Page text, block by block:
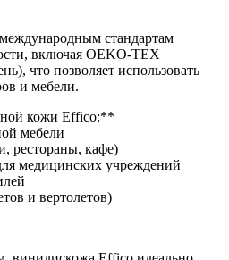
стандартам
включая OEKO-TEX
что позволяет использовать
и мебели.
кожи Effico:**
мебели
рестораны, кафе)
медицинских учреждений
и вертолетов)